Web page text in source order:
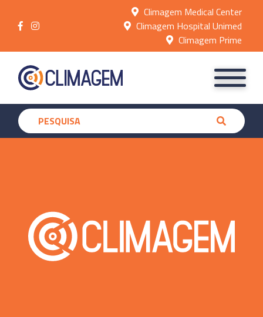
Climagem Medical Center
Climagem Hospital Unimed
Climagem Prime